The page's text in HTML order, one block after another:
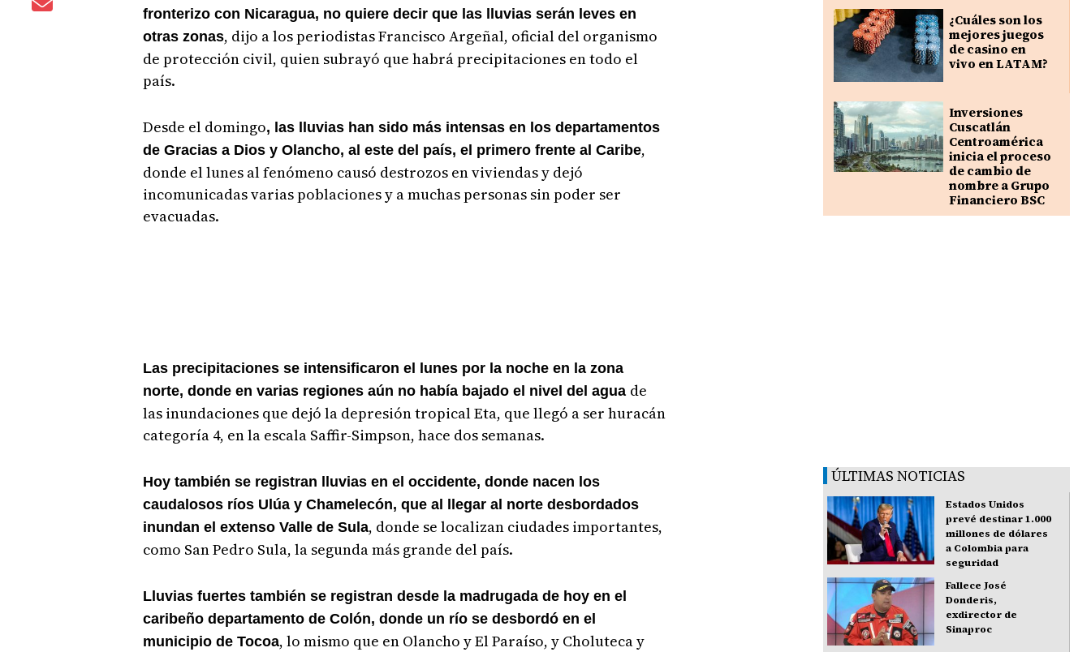
fronterizo con Nicaragua, no quiere decir que las lluvias serán leves en
otras zonas, dijo a los periodistas Francisco Argeñal, oficial del organismo
de protección civil, quien subrayó que habrá precipitaciones en todo el
país.
Desde el domingo, las lluvias han sido más intensas en los departamentos
de Gracias a Dios y Olancho, al este del país, el primero frente al Caribe,
donde el lunes al fenómeno causó destrozos en viviendas y dejó
incomunicadas varias poblaciones y a muchas personas sin poder ser
evacuadas.
Las precipitaciones se intensificaron el lunes por la noche en la zona
norte, donde en varias regiones aún no había bajado el nivel del agua de
las inundaciones que dejó la depresión tropical Eta, que llegó a ser huracán
categoría 4, en la escala Saffir-Simpson, hace dos semanas.
Hoy también se registran lluvias en el occidente, donde nacen los
caudalosos ríos Ulúa y Chamelecón, que al llegar al norte desbordados
inundan el extenso Valle de Sula, donde se localizan ciudades importantes,
como San Pedro Sula, la segunda más grande del país.
Lluvias fuertes también se registran desde la madrugada de hoy en el
caribeño departamento de Colón, donde un río se desbordó en el
municipio de Tocoa, lo mismo que en Olancho y El Paraíso, y Choluteca y
¿Cuáles son los
mejores juegos
de casino en
vivo en LATAM?
Inversiones
Cuscatlán
Centroamérica
inicia el proceso
de cambio de
nombre a Grupo
Financiero BSC
ÚLTIMAS NOTICIAS
Estados Unidos
prevé destinar 1.000
millones de dólares
a Colombia para
seguridad
Fallece José
Donderis,
exdirector de
Sinaproc